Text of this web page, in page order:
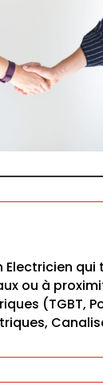
Electricien qui
ou à
(TGBT,